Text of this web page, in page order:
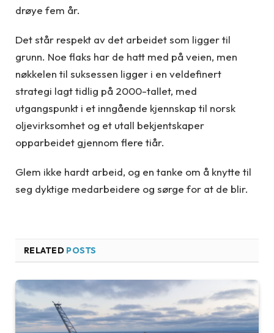
drøye fem år.
Det står respekt av det arbeidet som ligger til
grunn. Noe flaks har de hatt med på veien, men
nøkkelen til suksessen ligger i en veldefinert
strategi lagt tidlig på 2000-tallet, med
utgangspunkt i et inngående kjennskap til norsk
oljevirksomhet og et utall bekjentskaper
opparbeidet gjennom flere tiår.
Glem ikke hardt arbeid, og en tanke om å knytte til
seg dyktige medarbeidere og sørge for at de blir.
RELATED POSTS